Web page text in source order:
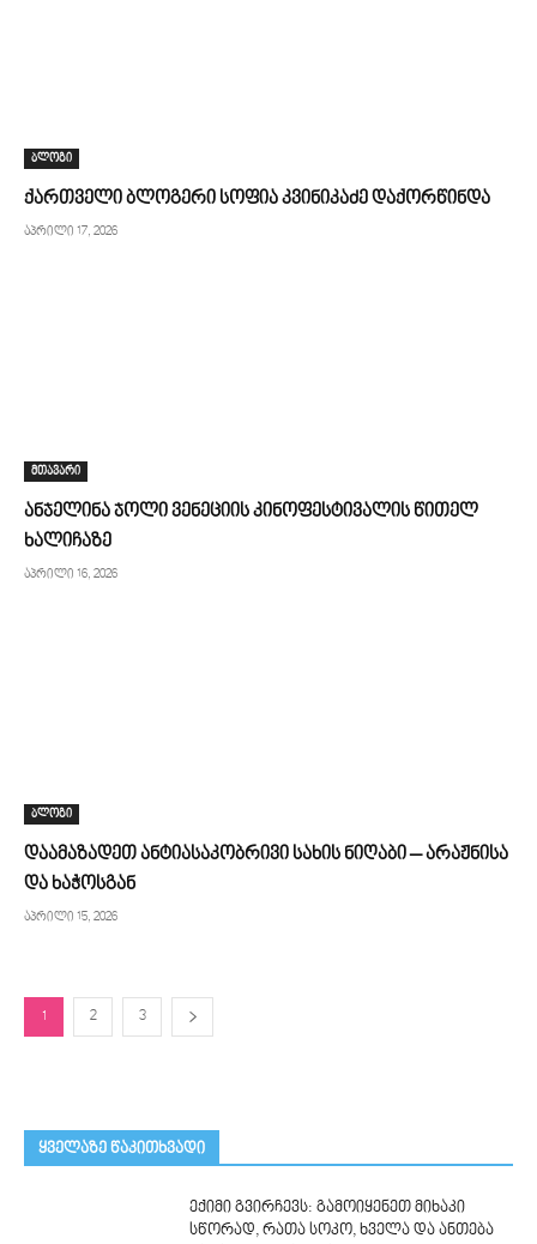
ბლოგი
ქართველი ბლოგერი სოფია კვინიკაძე დაქორწინდა
აპრილი 17, 2026
მთავარი
ანჯელინა ჯოლი ვენეციის კინოფესტივალის წითელ
ხალიჩაზე
აპრილი 16, 2026
ბლოგი
დაამაზადეთ ანტიასაკობრივი სახის ნიღაბი – არაჟნისა
და ხაჭოსგან
აპრილი 15, 2026
1 2 3
ᲧᲕᲔᲚᲐᲖᲔ ᲬᲐᲙᲘᲗᲮᲕᲐᲓᲘ
ექიმი გვირჩევს: გამოიყენეთ მიხაკი
სწორად, რათა სოკო, ხველა და ანთება